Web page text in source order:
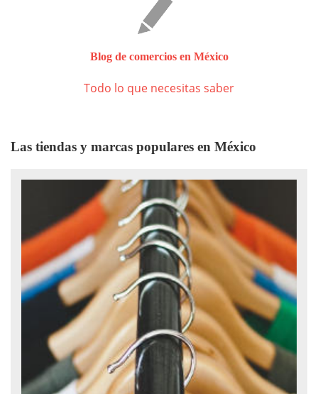
Blog de comercios en México
Todo lo que necesitas saber
Las tiendas y marcas populares en México